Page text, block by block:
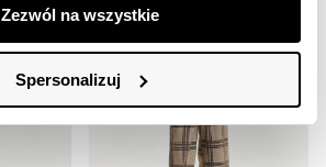
Zezwól na wszystkie
Spersonalizuj